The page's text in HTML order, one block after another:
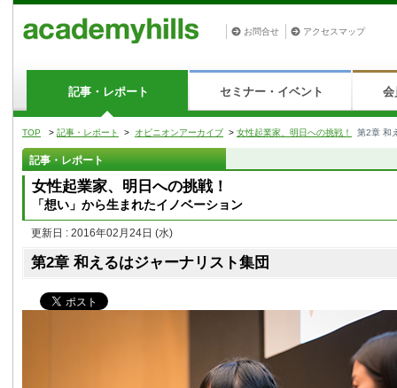
お問合せ アクセスマップ
記事・レポート セミナー・イベント 会
TOP > 記事・レポート > オピニオンアーカイブ > 女性起業家、明日への挑戦！ 第2章 和
記事・レポート
女性起業家、明日への挑戦！
「想い」から生まれたイノベーション
更新日 : 2016年02月24日 (水)
第2章 和えるはジャーナリスト集団